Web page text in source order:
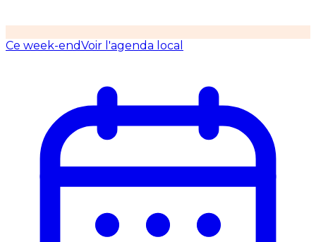
Ce week-endVoir l'agenda local